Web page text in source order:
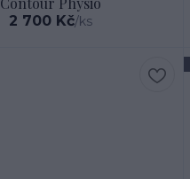
2 700 Kč/ks